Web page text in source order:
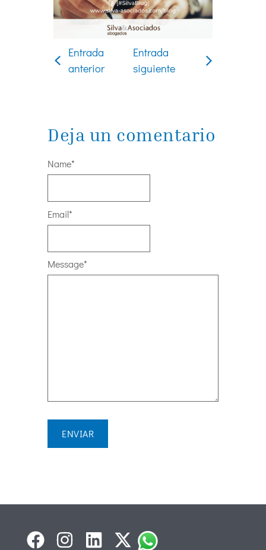
Entrada
anterior
Entrada
siguiente
Deja un comentario
Message*
Name*
Email*